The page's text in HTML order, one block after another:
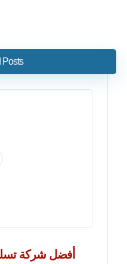
...
أفضل شركة